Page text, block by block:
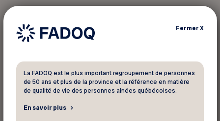
Thule ainsi que les cartes cadeaux.
Vous devez vous identifier pour
profiter de ce rabais
Votre numéro de membre FADOQ :
FermerX
La FADOQ est le plus important regroupement de personnes
de 50 ans et plus de la province et la référence en matière
de qualité de vie des personnes aînées québécoises.
En savoir plus